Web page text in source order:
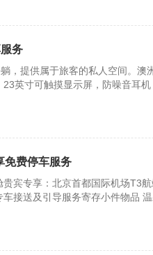
务
，提供属于旅客的私人空间。澳
英寸可触摸显示屏，防噪音耳机
免费停车服务
宾专享：北京首都国际机场T3
寄存小件物品 温馨提示：服务区地址：北京